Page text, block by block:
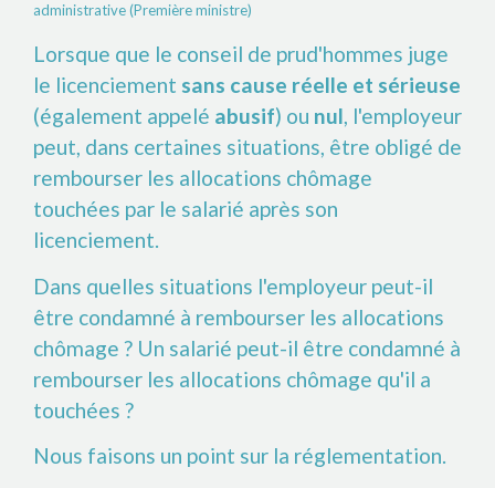
administrative (Première ministre)
Lorsque que le conseil de prud'hommes juge
le licenciement sans cause réelle et sérieuse
(également appelé abusif) ou nul, l'employeur
peut, dans certaines situations, être obligé de
rembourser les allocations chômage
touchées par le salarié après son
licenciement.
Dans quelles situations l'employeur peut-il
être condamné à rembourser les allocations
chômage ? Un salarié peut-il être condamné à
rembourser les allocations chômage qu'il a
touchées ?
Nous faisons un point sur la réglementation.